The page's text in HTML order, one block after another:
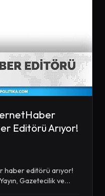
Editörü Arıyor!
haber editörü arıyor!
Gazetecilik ve